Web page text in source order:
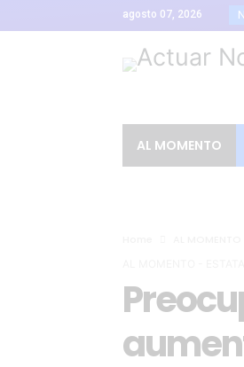
agosto 07, 2026
AL MOMENTO